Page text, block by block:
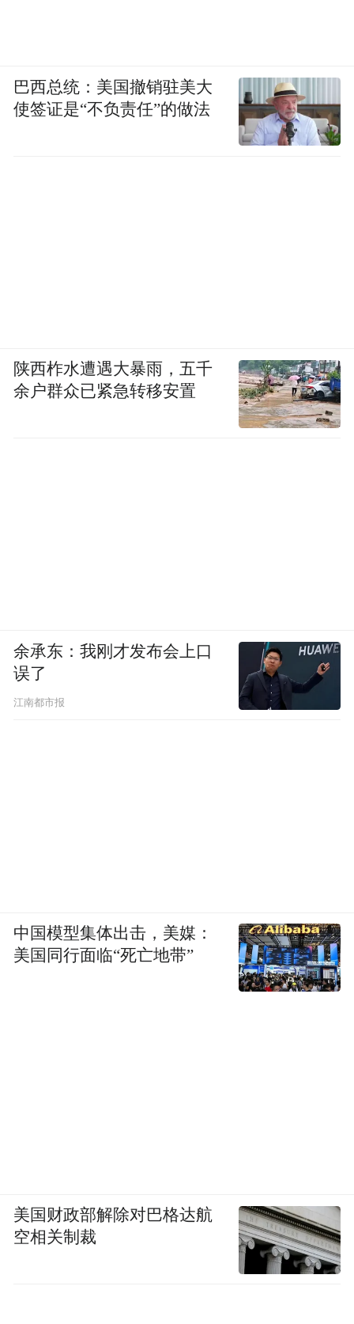
巴西总统：美国撤销驻美大
使签证是“不负责任”的做法
陕西柞水遭遇大暴雨，五千
余户群众已紧急转移安置
余承东：我刚才发布会上口
误了
江南都市报
中国模型集体出击，美媒：
美国同行面临“死亡地带”
美国财政部解除对巴格达航
空相关制裁